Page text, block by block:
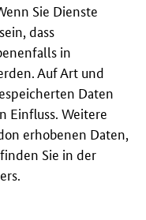
Sie Dienste
dass
in
Auf Art und
Daten
Einfluss. Weitere
erhobenen Daten,
Sie in der